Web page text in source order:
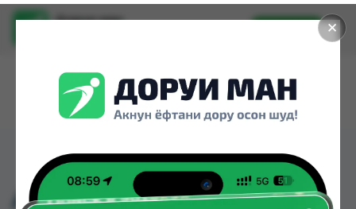
✕
Доруи ман
Установить
ACTIVE ЖИДКОЕ